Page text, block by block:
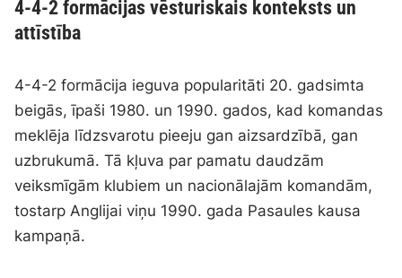
4-4-2 formācijas vēsturiskais konteksts un
attīstība
4-4-2 formācija ieguva popularitāti 20. gadsimta
beigās, īpaši 1980. un 1990. gados, kad komandas
meklēja līdzsvarotu pieeju gan aizsardzībā, gan
uzbrukumā. Tā kļuva par pamatu daudzām
veiksmīgām klubiem un nacionālajām komandām,
tostarp Anglijai viņu 1990. gada Pasaules kausa
kampaņā.